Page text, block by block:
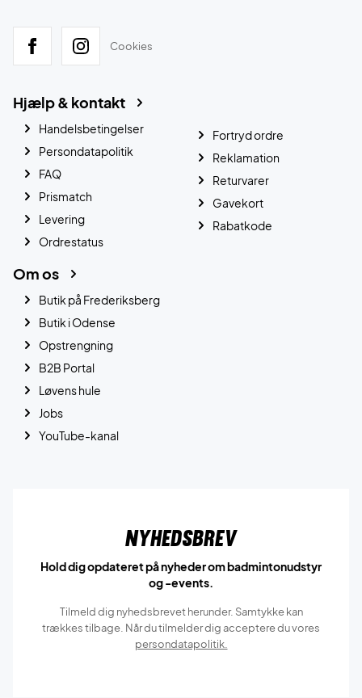
Cookies
Hjælp & kontakt
Handelsbetingelser
Persondatapolitik
FAQ
Prismatch
Levering
Ordrestatus
Fortryd ordre
Reklamation
Returvarer
Gavekort
Rabatkode
Om os
Butik på Frederiksberg
Butik i Odense
Opstrengning
B2B Portal
Løvens hule
Jobs
YouTube-kanal
Nyhedsbrev
Hold dig opdateret på nyheder om badmintonudstyr
og -events.
Tilmeld dig nyhedsbrevet herunder. Samtykke kan
trækkes tilbage. Når du tilmelder dig acceptere du vores
persondatapolitik.